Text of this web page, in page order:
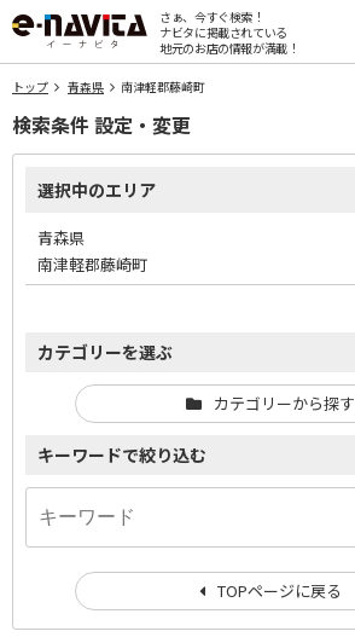
さぁ、今すぐ検索！
ナビタに掲載されている
地元のお店の情報が満載！
トップ 青森県 南津軽郡藤崎町
検索条件 設定・変更
選択中のエリア
青森県
南津軽郡藤崎町
カテゴリーを選ぶ
カテゴリーから探す
キーワードで絞り込む
TOPページに戻る